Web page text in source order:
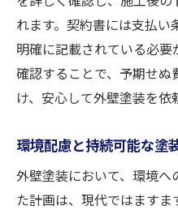
れます。契約書には支払
明確に記載されている必
確認することで、予期せ
け、安心して外壁塗装を依
環境配慮と持続可能な塗
外壁塗装において、環境
た計画は、現代ではます